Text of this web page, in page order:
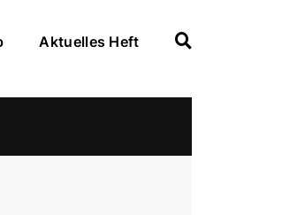
Aktuelles Heft